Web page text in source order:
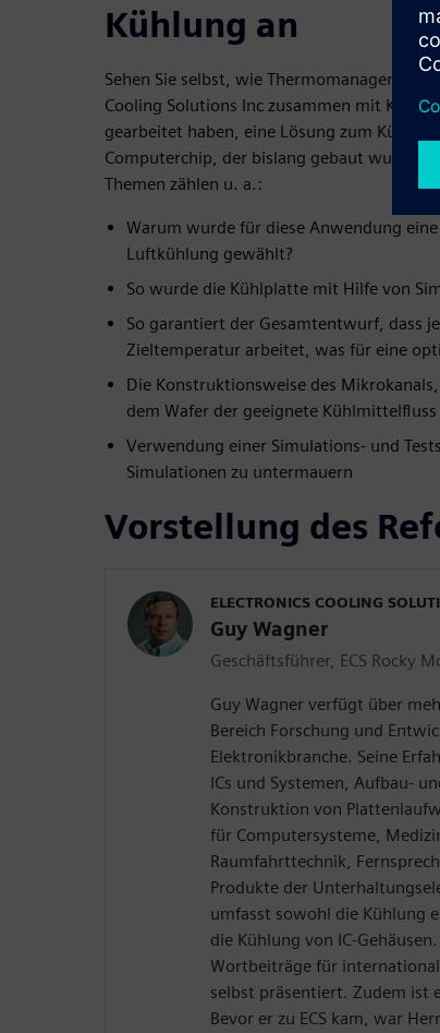
Kühlung an
Sehen Sie selbst, wie Thermomanagement-
Cooling Solutions Inc zusammen mit
gearbeitet haben, eine Lösung zum Kühlen
Computerchip, der bislang gebaut wurde,
Themen zählen u. a.:
Warum wurde für diese Anwendung
Luftkühlung gewählt?
So wurde die Kühlplatte mit Hilfe von
So garantiert der Gesamtentwurf, dass
Zieltemperatur arbeitet, was für eine
Die Konstruktionsweise des
dem Wafer der geeignete
Verwendung einer Simulations- und
Simulationen zu untermauern
Vorstellung des
ELECTRONICS COOLING
Guy Wagner
Geschäftsführer, ECS Rocky
Guy Wagner verfügt über
Bereich Forschung und
Elektronikbranche. Seine
ICs und Systemen, Aufbau-
Konstruktion von
für Computersysteme,
Raumfahrttechnik,
Produkte der
umfasst sowohl die Kühlung
die Kühlung von IC-
Wortbeiträge für
selbst präsentiert. Zudem ist
Bevor er zu ECS kam, war